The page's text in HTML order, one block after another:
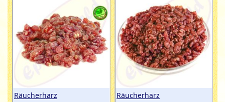
Räucherharz
Räucherharz